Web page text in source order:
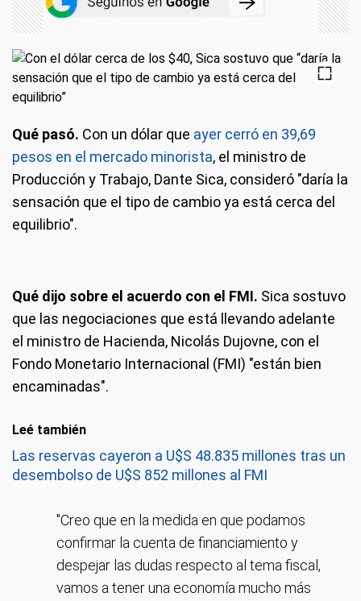
Qué pasó. Con un dólar que ayer cerró en 39,69
pesos en el mercado minorista, el ministro de
Producción y Trabajo, Dante Sica, consideró "daría la
sensación que el tipo de cambio ya está cerca del
equilibrio".
Qué dijo sobre el acuerdo con el FMI. Sica sostuvo
que las negociaciones que está llevando adelante
el ministro de Hacienda, Nicolás Dujovne, con el
Fondo Monetario Internacional (FMI) "están bien
encaminadas".
Leé también
Las reservas cayeron a U$S 48.835 millones tras un
desembolso de U$S 852 millones al FMI
"Creo que en la medida en que podamos
confirmar la cuenta de financiamiento y
despejar las dudas respecto al tema fiscal,
vamos a tener una economía mucho más